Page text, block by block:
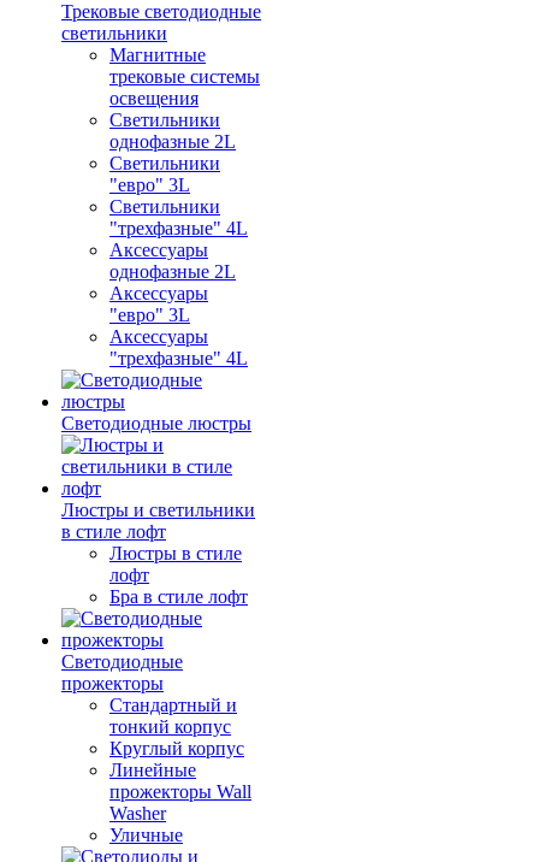
Трековые светодиодные
светильники
Магнитные
трековые системы
освещения
Светильники
однофазные 2L
Светильники
"евро" 3L
Светильники
"трехфазные" 4L
Аксессуары
однофазные 2L
Аксессуары
"евро" 3L
Аксессуары
"трехфазные" 4L
Светодиодные люстры
Люстры и светильники
в стиле лофт
Люстры в стиле
лофт
Бра в стиле лофт
Светодиодные
прожекторы
Стандартный и
тонкий корпус
Круглый корпус
Линейные
прожекторы Wall
Washer
Уличные